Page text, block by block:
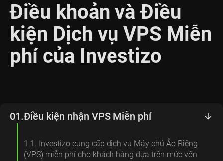
Điều khoản và Điều
kiện Dịch vụ VPS Miễn
phí của Investizo
01.Điều kiện nhận VPS Miễn phí
1.1. Investizo cung cấp dịch vụ Máy chủ Ảo Riêng
(VPS) miễn phí cho khách hàng dựa trên mức vốn